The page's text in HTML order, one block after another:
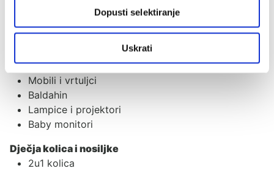
Dopusti selektiranje
Uskrati
Zaštitne ogradice
Dekice
Tetra pelene
Mobili i vrtuljci
Baldahin
Lampice i projektori
Baby monitori
Dječja kolica i nosiljke
2u1 kolica